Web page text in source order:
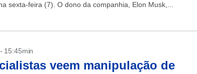
sexta-feira (7). O dono da companhia, Elon Musk,...
15:45min
veem manipulação de